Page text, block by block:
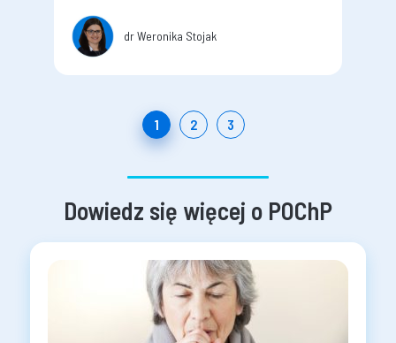
dr Weronika Stojak
1 2 3
Dowiedz się więcej o POChP